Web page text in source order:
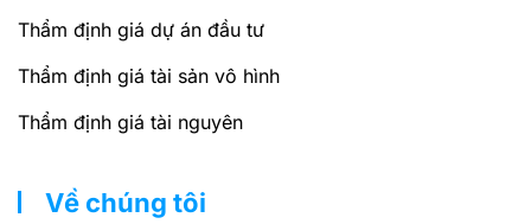
Thẩm định giá dự án đầu tư
Thẩm định giá tài sản vô hình
Thẩm định giá tài nguyên
Về chúng tôi